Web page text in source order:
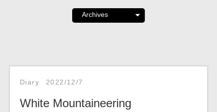
Diary 2022/12/7
White Mountaineering